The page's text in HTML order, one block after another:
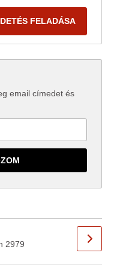
FELADÁSA
email címedet és
2979